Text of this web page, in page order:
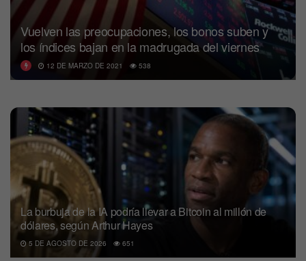
Vuelven las preocupaciones, los bonos suben y
los índices bajan en la madrugada del viernes
12 DE MARZO DE 2021 538
La burbuja de la IA podría llevar a Bitcoin al millón de
dólares, según Arthur Hayes
5 DE AGOSTO DE 2026 651